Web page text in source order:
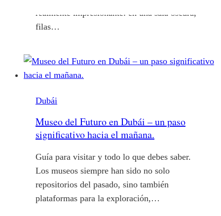
realmente impresionante: en una sala oscura,
filas…
Dubái
Museo del Futuro en Dubái – un paso
significativo hacia el mañana.
Guía para visitar y todo lo que debes saber.
Los museos siempre han sido no solo
repositorios del pasado, sino también
plataformas para la exploración,…